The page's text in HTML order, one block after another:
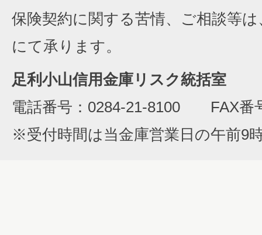
保険契約に関する苦情、ご相談等
にて承ります。
足利小山信用金庫リスク統括室
電話番号：0284-21-8100 FAX番
※受付時間は当金庫営業日の午前9